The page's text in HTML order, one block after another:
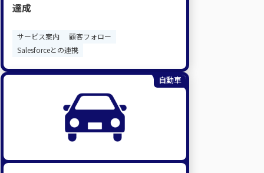
達成
サービス案内
顧客フォロー
Salesforceとの連携
自動車